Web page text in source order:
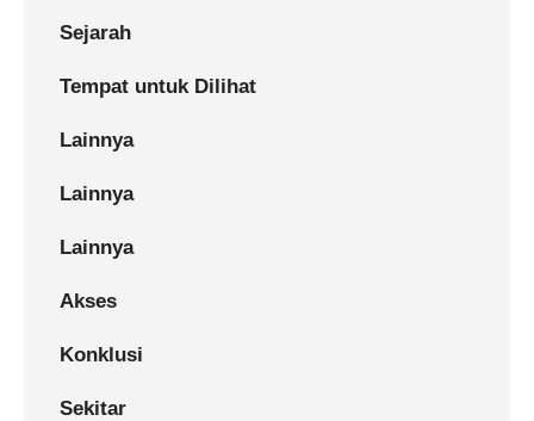
Sejarah
Tempat untuk Dilihat
Lainnya
Lainnya
Lainnya
Akses
Konklusi
Sekitar